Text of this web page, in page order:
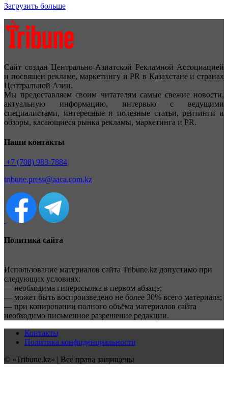
Загрузить больше
Сайт создан Центрально-Азиатской Рекламной Ассоциацией
и посвящен рекламе, маркетингу и PR в Казахстане и странах
Центральной Азии.
Мы предоставляем своим читателям самые свежие новости,
актуальную информацию, интервью с ведущими
специалистами, интересные и полезные статьи, рейтинги и
обзоры, касающиеся рынка рекламы, маркетинга и PR.
Наши контакты
+7 (708) 983-7884
tribune.press@aaca.com.kz
Политика сайта
Использование материалов сайта Tribune.kz допустимо при
следующих условиях:
— необходима гиперссылка в первом абзаце;
— может быть воспроизведено не более 30% всего материала;
— при копировании полного объёма материалов сайта
необходимо письменное разрешение редакции.
Контакты
Политика конфиденциальности
© «Tribune.kz» | Все права защищены